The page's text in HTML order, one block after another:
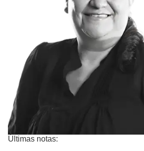
Últimas notas: